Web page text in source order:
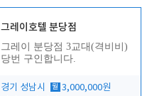
그레이호텔 분당점
그레이 분당점 3교대(격비비)
당번 구인합니다.
경기 성남시 월 3,000,000원